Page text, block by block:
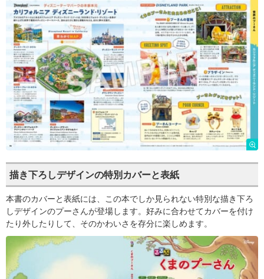
描き下ろしデザインの特別カバーと表紙
本書のカバーと表紙には、この本でしか見られない特別な描き下ろ
しデザインのプーさんが登場します。好みに合わせてカバーを付け
たり外したりして、そのかわいさを存分に楽しめます。